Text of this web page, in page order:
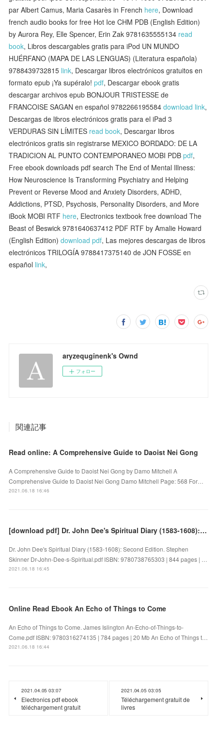
par Albert Camus, Maria Casarès in French here, Download
french audio books for free Hot Ice CHM PDB (English Edition)
by Aurora Rey, Elle Spencer, Erin Zak 9781635555134 read
book, Libros descargables gratis para iPod UN MUNDO
HUÉRFANO (MAPA DE LAS LENGUAS) (Literatura española)
9788439732815 link, Descargar libros electrónicos gratuitos en
formato epub ¡Ya supéralo!pdf, Descargar ebook gratis
descargar archivos epub BONJOUR TRISTESSE de
FRANCOISE SAGAN en español 9782266195584download link,
Descargas de libros electrónicos gratis para el iPad 3
VERDURAS SIN LÍMITES read book, Descargar libros
electrónicos gratis sin registrarse MEXICO BORDADO: DE LA
TRADICION AL PUNTO CONTEMPORANEO MOBI PDBpdf,
Free ebook downloads pdf search The End of Mental Illness:
How Neuroscience Is Transforming Psychiatry and Helping
Prevent or Reverse Mood and Anxiety Disorders, ADHD,
Addictions, PTSD, Psychosis, Personality Disorders, and More
iBook MOBI RTF here, Electronics textbook free download The
Beast of Beswick 9781640637412 PDF RTF by Amalie Howard
(English Edition)download pdf, Las mejores descargas de libros
electrónicos TRILOGÍA 9788417375140 de JON FOSSE en
español link,
aryzequginenk's Ownd
フォロー
関連記事
Read online: A Comprehensive Guide to Daoist Nei Gong
A Comprehensive Guide to Daoist Nei Gong by Damo Mitchell A
Comprehensive Guide to Daoist Nei Gong Damo Mitchell Page: 568 For…
2021.06.18 16:46
[download pdf] Dr. John Dee's Spiritual Diary (1583-1608): Second Edition
Dr. John Dee's Spiritual Diary (1583-1608): Second Edition. Stephen
Skinner Dr-John-Dee-s-Spiritual.pdf ISBN: 9780738765303 | 844 pages | …
2021.06.18 16:45
Online Read Ebook An Echo of Things to Come
An Echo of Things to Come. James Islington An-Echo-of-Things-to-
Come.pdf ISBN: 9780316274135 | 784 pages | 20 Mb An Echo of Things t…
2021.06.18 16:44
2021.04.05 03:07
Electronics pdf ebook
téléchargement gratuit
2021.04.05 03:05
Téléchargement gratuit de
livres